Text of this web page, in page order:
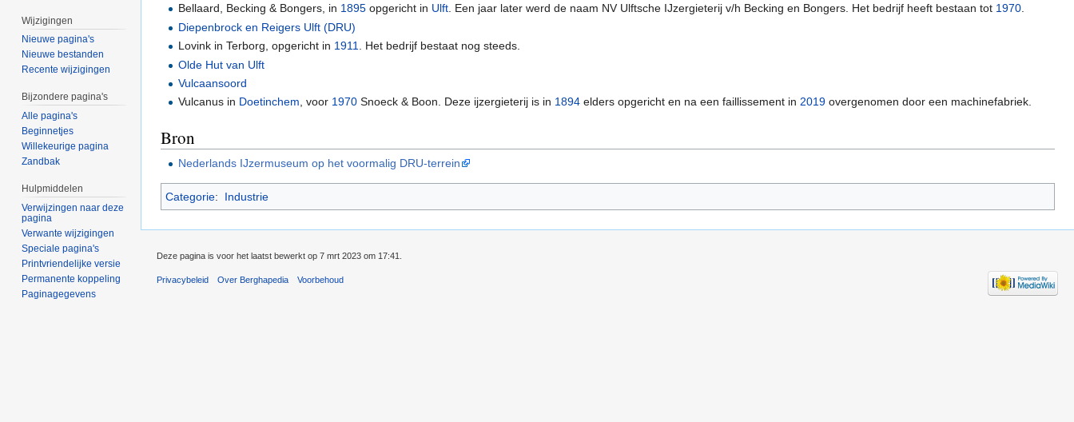
Bellaard, Becking & Bongers, in 1895 opgericht in Ulft. Een jaar later werd de naam NV Ulftsche IJzergieterij v/h Becking en Bongers. Het bedrijf heeft bestaan tot 1970.
Diepenbrock en Reigers Ulft (DRU)
Lovink in Terborg, opgericht in 1911
. Het bedrijf bestaat nog steeds.
Olde Hut van Ulft
Vulcaansoord
Vulcanus in Doetinchem, voor 1970 Snoeck & Boon. Deze ijzergieterij is in 1894 elders opgericht en na een faillissement in2019 overgenomen door een machinefabriek.
Bron
Nederlands IJzermuseum op het voormalig DRU-terrein
Categorie: Industrie
Wijzigingen
Nieuwe pagina's
Nieuwe bestanden
Recente wijzigingen
Bijzondere pagina's
Alle pagina's
Beginnetjes
Willekeurige pagina
Zandbak
Hulpmiddelen
Verwijzingen naar deze
pagina
Verwante wijzigingen
Speciale pagina's
Printvriendelijke versie
Permanente koppeling
Paginagegevens
Deze pagina is voor het laatst bewerkt op 7 mrt 2023 om 17:41.
Privacybeleid Over Berghapedia Voorbehoud